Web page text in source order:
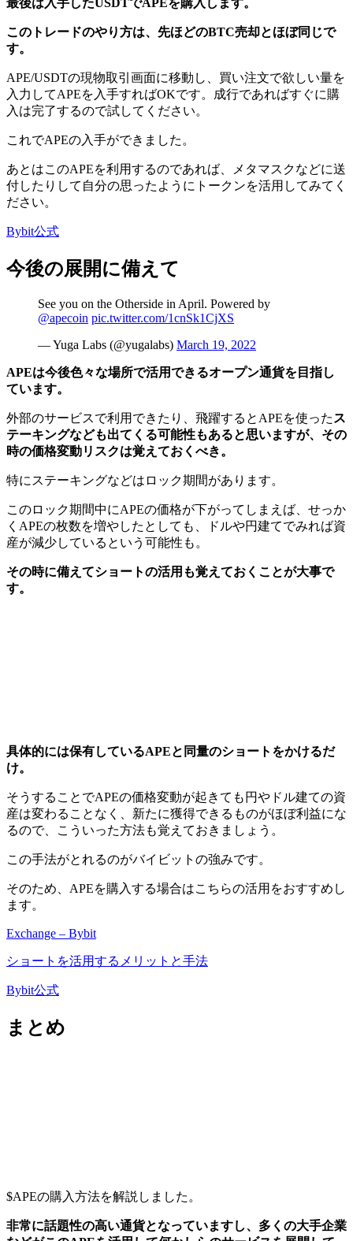
このトレードのやり方は、先ほどのBTC売却とほぼ同じで
す。
APE/USDTの現物取引画面に移動し、買い注文で欲しい量を
入力してAPEを入手すればOKです。成行であればすぐに購
入は完了するので試してください。
これでAPEの入手ができました。
あとはこのAPEを利用するのであれば、メタマスクなどに送
付したりして自分の思ったようにトークンを活用してみてく
ださい。
Bybit公式
今後の展開に備えて
See you on the Otherside in April. Powered by
@apecoin pic.twitter.com/1cnSk1CjXS
— Yuga Labs (@yugalabs) March 19, 2022
APEは今後色々な場所で活用できるオープン通貨を目指し
ています。
外部のサービスで利用できたり、飛躍するとAPEを使った ス
テーキングなども出てくる可能性もあると思いますが、その
時の価格変動リスクは覚えておくべき。
特にステーキングなどはロック期間があります。
このロック期間中にAPEの価格が下がってしまえば、せっか
くAPEの枚数を増やしたとしても、ドルや円建てでみれば資
産が減少しているという可能性も。
その時に備えてショートの活用も覚えておくことが大事で
す。
具体的には保有しているAPEと同量のショートをかけるだ
け。
そうすることでAPEの価格変動が起きても円やドル建ての資
産は変わることなく、新たに獲得できるものがほぼ利益にな
るので、こういった方法も覚えておきましょう。
この手法がとれるのがバイビットの強みです。
そのため、APEを購入する場合はこちらの活用をおすすめし
ます。
Exchange – Bybit
ショートを活用するメリットと手法
Bybit公式
まとめ
$APEの購入方法を解説しました。
非常に話題性の高い通貨となっていますし、多くの大手企業